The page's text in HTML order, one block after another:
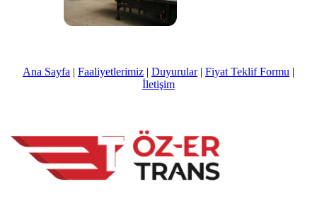
Ana Sayfa | Faaliyetlerimiz | Duyurular| Fiyat Teklif Formu |
İletişim